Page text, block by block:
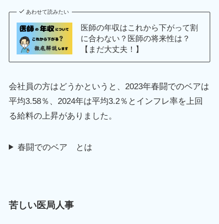
あわせて読みたい
医師の年収はこれから下がって割
に合わない？医師の将来性は？
【まだ大丈夫！】
会社員の方はどうかというと、2023年春闘でのベアは
平均3.58％、2024年は平均3.2％とインフレ率を上回
る給料の上昇がありました。
春闘でのベア とは
苦しい医局人事